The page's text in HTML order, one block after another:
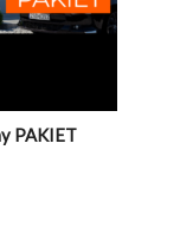
PAKIET